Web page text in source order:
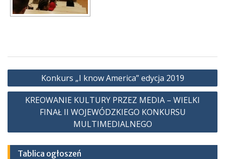
Nawigacja
wpisu
Konkurs „I know America” edycja 2019
KREOWANIE KULTURY PRZEZ MEDIA – WIELKI
FINAŁ II WOJEWÓDZKIEGO KONKURSU
MULTIMEDIALNEGO
Tablica ogłoszeń